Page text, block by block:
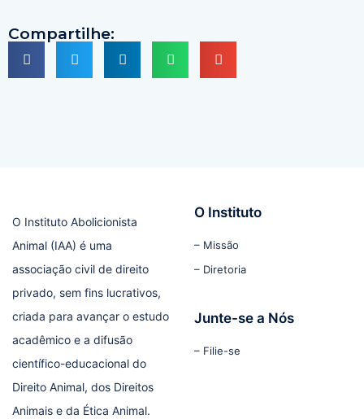
Compartilhe:
O Instituto Abolicionista
Animal (IAA) é uma
associação civil de direito
privado, sem fins lucrativos,
criada para avançar o estudo
acadêmico e a difusão
científico-educacional do
Direito Animal, dos Direitos
Animais e da Ética Animal.
O Instituto
– Missão
– Diretoria
Junte-se a Nós
– Filie-se